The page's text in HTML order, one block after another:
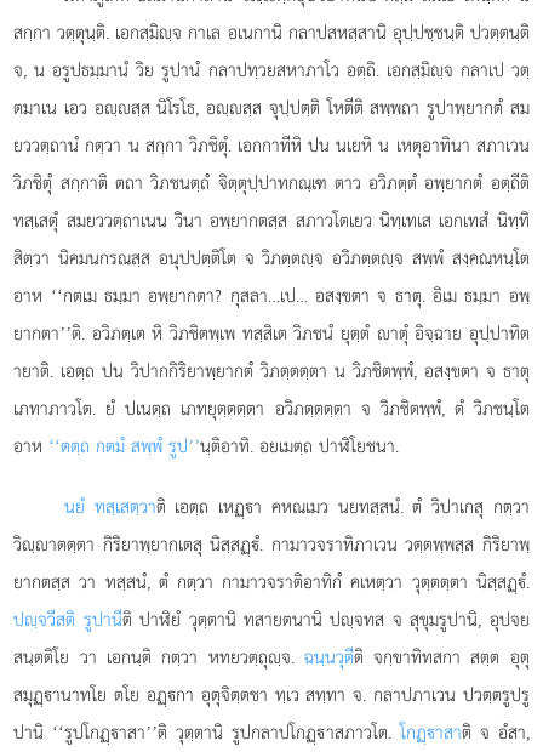
สกฺกา วตฺตุนฺติ. เอกสฺมิฺจ กาเล อเนกานิ กลาปสหสฺสานิ อุปฺปชฺชนฺติ ปวตฺตนฺติ
จ, น อรูปธมฺมานํ วิย รูปานํ กลาปทฺวยสหาภาโว อตฺถิ. เอกสฺมิฺจ กลาเป วตฺ
ตมาเน เอว อฺสฺส นิโรโธ, อฺสฺส จุปฺปตฺติ โหตีติ สพฺพถา รูปาพฺยากตํ สม
ยววตฺถานํ กตฺวา น สกฺกา วิภชิตุํ. เอกกาทีหิ ปน นเยหิ น เหตุอาทินา สภาเวน
วิภชิตุํ สกฺกาติ ตถา วิภชนตฺถํ จิตฺตุปฺปาทกณฺเฑ ตาว อวิภตฺตํ อพฺยากตํ อตฺถีติ
ทสฺเสตุํ สมยววตฺถาเนน วินา อพฺยากตสฺส สภาวโตเยว นิทฺเทเส เอกเทสํ นิทฺทิ
สิตฺวา นิคมนกรณสฺส อนุปปตฺติโต จวิภตฺตฺจ อวิภตฺตฺจ สพฺพํ สงฺคณฺหนฺโต
อาห ‘‘กตเม ธมฺมา อพฺยากตา? กุสลา…เป… อสงฺขตา จ ธาตุ. อิเม ธมฺมา อพฺ
ยากตา’’ติ. อวิภตฺเต หิ วิภชิตพฺเพ ทสฺสิเต วิภชนํ ยุตฺตํ าตุํ อิจฺฉาย อุปฺปาทิต
ายาติ. เอตฺถ ปน วิปากกิริยาพฺยากตํ วิภตฺตตฺตา น วิภชิตพฺพํ, อสงฺขตา จ ธาตุ
เภทาภาวโต. ยํ ปเนตฺถ เภทยุตฺตตฺตา อวิภตฺตตฺตา จ วิภชิตพฺพํ, ตํ วิภชนฺโต
อาห ‘‘ตตฺถ กตมํ สพฺพํ รูป’’นฺติอาทิ. อยเมตฺถ ปาฬิโยชนา.
นยํ ทสฺเสตฺวาติ เอตฺถ เหฏฺา คหณเมว นยทสฺสนํ. ตํ วิปาเกสุ กตฺวา
วิฺาตตฺตา กิริยาพฺยากเตสุ นิสฺสฏฺํ. กามาวจราทิภาเวน วตฺตพฺพสฺส กิริยาพฺ
ยากตสฺส วา ทสฺสนํ, ตํ กตฺวา กามาวจราติอาทิกํ คเหตฺวา วุตฺตตฺตา นิสฺสฏฺํ.
ปฺจวีสติ รูปานีติ ปาฬิยํ วุตฺตานิ ทสายตนานิ ปฺจทส จ สุขุมรูปานิ, อุปจย
สนฺตติโย วา เอกนฺติ กตฺวา หทยวตฺถุฺจ. ฉนฺนวุตีติ จกฺขาทิทสกา สตฺต อุตุ
สมุฏฺานาทโย ตโย อฏฺกา อุตุจิตฺตชา ทฺเว สทฺทา จ. กลาปภาเวน ปวตฺตรูปรู
ปานิ ‘‘รูปโกฏฺาสา’’ติ วุตฺตานิ รูปกลาปโกฏฺาสภาวโต.โกฏฺาสาติ จ อํสา,